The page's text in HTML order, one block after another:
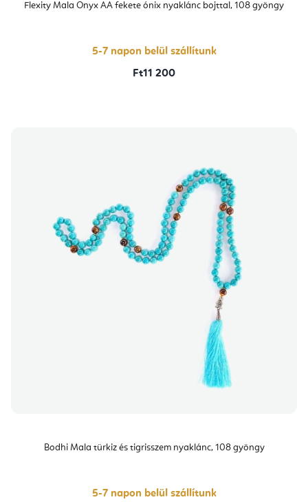
Flexity Mala Onyx AA fekete ónix nyaklánc bojttal, 108 gyöngy
5-7 napon belül szállítunk
Ft11 200
Bodhi Mala türkiz és tigrisszem nyaklánc, 108 gyöngy
5-7 napon belül szállítunk